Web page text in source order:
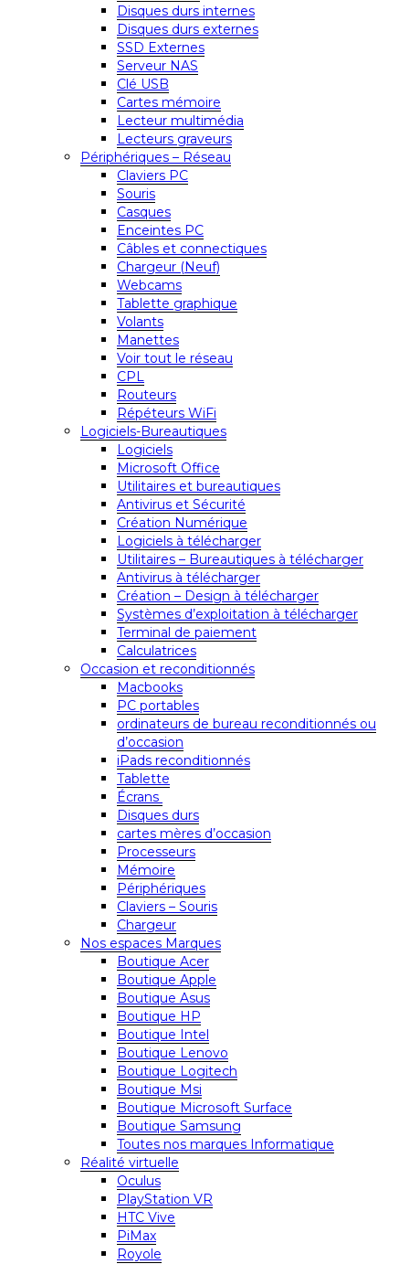
Disques durs internes
Disques durs externes
SSD Externes
Serveur NAS
Clé USB
Cartes mémoire
Lecteur multimédia
Lecteurs graveurs
Périphériques – Réseau
Claviers PC
Souris
Casques
Enceintes PC
Câbles et connectiques
Chargeur (Neuf)
Webcams
Tablette graphique
Volants
Manettes
Voir tout le réseau
CPL
Routeurs
Répéteurs WiFi
Logiciels-Bureautiques
Logiciels
Microsoft Office
Utilitaires et bureautiques
Antivirus et Sécurité
Création Numérique
Logiciels à télécharger
Utilitaires – Bureautiques à télécharger
Antivirus à télécharger
Création – Design à télécharger
Systèmes d’exploitation à télécharger
Terminal de paiement
Calculatrices
Occasion et reconditionnés
Macbooks
PC portables
ordinateurs de bureau reconditionnés ou
d’occasion
iPads reconditionnés
Tablette
Écrans
Disques durs
cartes mères d’occasion
Processeurs
Mémoire
Périphériques
Claviers – Souris
Chargeur
Nos espaces Marques
Boutique Acer
Boutique Apple
Boutique Asus
Boutique HP
Boutique Intel
Boutique Lenovo
Boutique Logitech
Boutique Msi
Boutique Microsoft Surface
Boutique Samsung
Toutes nos marques Informatique
Réalité virtuelle
Oculus
PlayStation VR
HTC Vive
PiMax
Royole